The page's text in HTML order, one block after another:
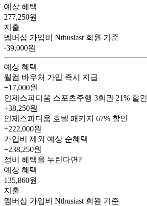
예상 혜택
277,250원
지출
멤버십 가입비
Nthusiast 회원 기준
-39,000원
예상 혜택
웰컴 바우처 가입 즉시 지급
+17,000원
인제스피디움 스포츠주행 3회권 21% 할인
+38,250원
인제스피디움 호텔 패키지 67% 할인
+222,000원
가입비 제외 예상 순혜택
+238,250원
정비 혜택을 누린다면?
예상 혜택
135,860원
지출
멤버십 가입비
Nthusiast 회원 기준